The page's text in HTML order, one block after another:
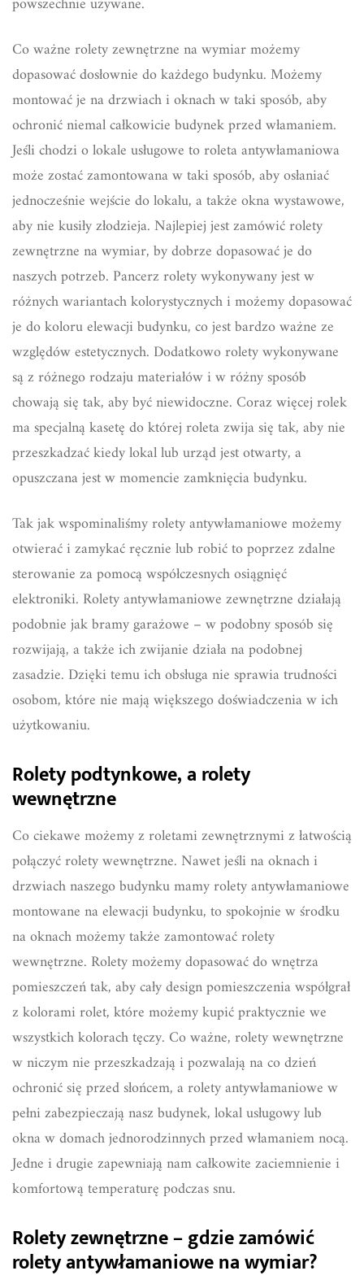
Co ważne rolety zewnętrzne na wymiar możemy
dopasować dosłownie do każdego budynku. Możemy
montować je na drzwiach i oknach w taki sposób, aby
ochronić niemal całkowicie budynek przed włamaniem.
Jeśli chodzi o lokale usługowe to roleta antywłamaniowa
może zostać zamontowana w taki sposób, aby osłaniać
jednocześnie wejście do lokalu, a także okna wystawowe,
aby nie kusiły złodzieja. Najlepiej jest zamówić rolety
zewnętrzne na wymiar, by dobrze dopasować je do
naszych potrzeb. Pancerz rolety wykonywany jest w
różnych wariantach kolorystycznych i możemy dopasować
je do koloru elewacji budynku, co jest bardzo ważne ze
względów estetycznych. Dodatkowo rolety wykonywane
są z różnego rodzaju materiałów i w różny sposób
chowają się tak, aby być niewidoczne. Coraz więcej rolek
ma specjalną kasetę do której roleta zwija się tak, aby nie
przeszkadzać kiedy lokal lub urząd jest otwarty, a
opuszczana jest w momencie zamknięcia budynku.
Tak jak wspominaliśmy rolety antywłamaniowe możemy
otwierać i zamykać ręcznie lub robić to poprzez zdalne
sterowanie za pomocą współczesnych osiągnięć
elektroniki. Rolety antywłamaniowe zewnętrzne działają
podobnie jak bramy garażowe – w podobny sposób się
rozwijają, a także ich zwijanie działa na podobnej
zasadzie. Dzięki temu ich obsługa nie sprawia trudności
osobom, które nie mają większego doświadczenia w ich
użytkowaniu.
Rolety podtynkowe, a rolety
wewnętrzne
Co ciekawe możemy z roletami zewnętrznymi z łatwością
połączyć rolety wewnętrzne. Nawet jeśli na oknach i
drzwiach naszego budynku mamy rolety antywłamaniowe
montowane na elewacji budynku, to spokojnie w środku
na oknach możemy także zamontować rolety
wewnętrzne. Rolety możemy dopasować do wnętrza
pomieszczeń tak, aby cały design pomieszczenia współgrał
z kolorami rolet, które możemy kupić praktycznie we
wszystkich kolorach tęczy. Co ważne, rolety wewnętrzne
w niczym nie przeszkadzają i pozwalają na co dzień
ochronić się przed słońcem, a rolety antywłamaniowe w
pełni zabezpieczają nasz budynek, lokal usługowy lub
okna w domach jednorodzinnych przed włamaniem nocą.
Jedne i drugie zapewniają nam całkowite zaciemnienie i
komfortową temperaturę podczas snu.
Rolety zewnętrzne – gdzie zamówić
rolety antywłamaniowe na wymiar?